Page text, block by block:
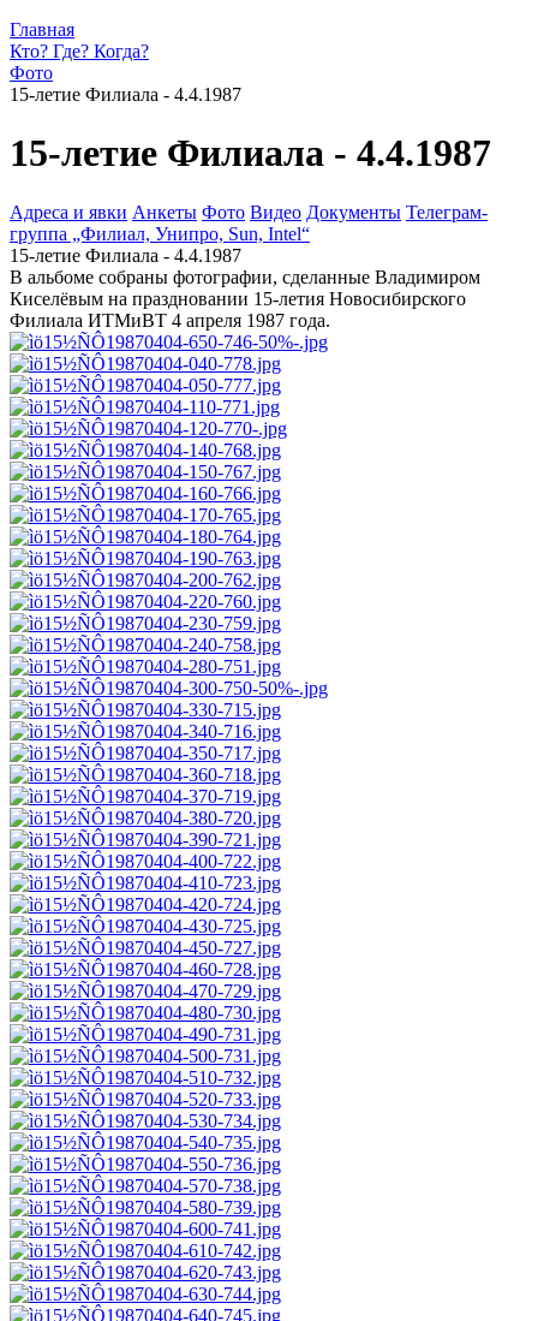
Главная
Кто? Где? Когда?
Фото
15-летие Филиала - 4.4.1987
15-летие Филиала - 4.4.1987
Адреса и явки Анкеты Фото Видео Документы Телеграм-
группа „Филиал, Унипро, Sun, Intel“
15-летие Филиала - 4.4.1987
В альбоме собраны фотографии, сделанные Владимиром
Киселёвым на праздновании 15-летия Новосибирского
Филиала ИТМиВТ 4 апреля 1987 года.